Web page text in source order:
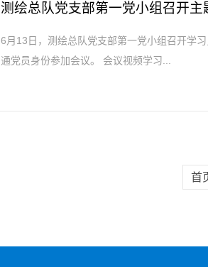
测绘总队党支部第一党小组召开主
6月13日，测绘总队党支部第一党小组召开学
通党员身份参加会议。 会议视频学习...
首